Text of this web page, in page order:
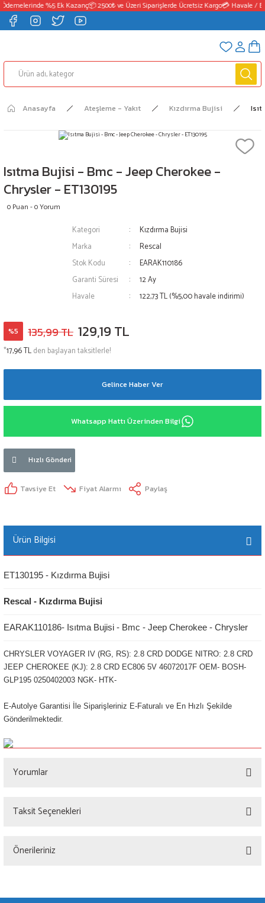
%5 Ek Kazanç📦 2500₺ ve Üzeri Siparişlerde Ücretsiz Kargo💳 Havale /
Anasayfa Ateşleme - Yakıt Kızdırma Bujisi
Isıtma Bujisi - Bmc - Jeep Cherokee -
Chrysler - ET130195
0 Puan - 0 Yorum
Kategori
Kızdırma Bujisi
Marka
Rescal
Stok Kodu
EARAK110186
Garanti Süresi
12 Ay
Havale
122,73 TL (%5,00 havale indirimi)
%5 135,99 TL 129,19 TL
*17,96 TLden başlayan taksitlerle!
Gelince Haber Ver
Whatsapp Hattı Üzerinden Bilgi
Hızlı Gönderi
Tavsiye Et Fiyat Alarmı Paylaş
Ürün Bilgisi
ET130195 - Kızdırma Bujisi
Rescal - Kızdırma Bujisi
EARAK110186- Isıtma Bujisi - Bmc - Jeep Cherokee - Chrysler
CHRYSLER VOYAGER IV (RG, RS): 2.8 CRD DODGE NITRO: 2.8 CRD
JEEP CHEROKEE (KJ): 2.8 CRD EC806 5V 46072017F OEM- BOSH-
GLP195 0250402003 NGK- HTK-
E-Autolye Garantisi İle Siparişleriniz E-Faturalı ve En Hızlı Şekilde
Gönderilmektedir.
Yorumlar
Taksit Seçenekleri
Önerileriniz
gördüğünüz noktaları öneri formunu kullanarak tarafımıza iletebilirsiniz.